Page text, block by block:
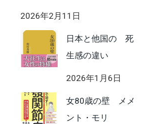
2026年2月11日
日本と他国の 死
生感の違い
2026年1月6日
女80歳の壁 メメ
ント・モリ